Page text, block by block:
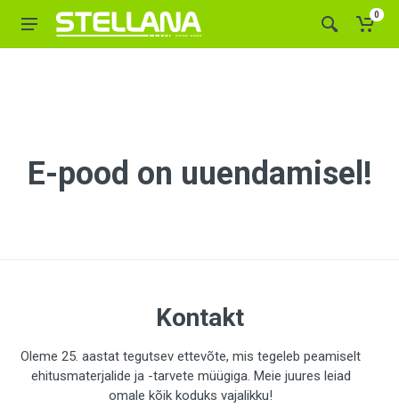
0
E-pood on uuendamisel!
Kontakt
Oleme 25. aastat tegutsev ettevõte, mis tegeleb peamiselt
ehitusmaterjalide ja -tarvete müügiga. Meie juures leiad
omale kõik koduks vajalikku!